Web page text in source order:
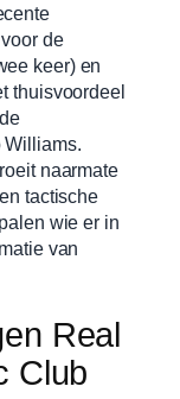
de
keer) en
thuisvoordeel
Williams.
naarmate
tactische
wie er in
van
Real
Club